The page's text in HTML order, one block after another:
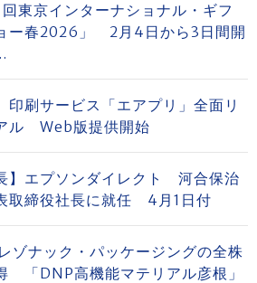
回東京インターナショナル・ギフ
ー春2026」 2月4日から3日間開
印刷サービス「エアプリ」全面リ
ル Web版提供開始
】エプソンダイレクト 河合保治
取締役社長に就任 4月1日付
ナック・パッケージングの全株
「DNP高機能マテリアル彦根」